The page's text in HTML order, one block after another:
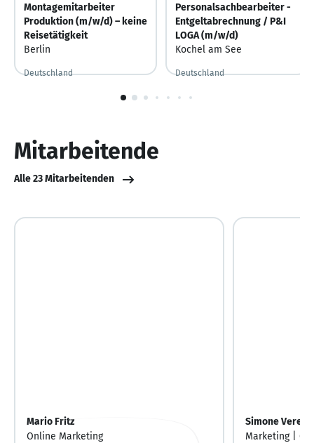
Montagemitarbeiter
Produktion (m/w/d) – keine
Reisetätigkeit
Berlin
Deutschland
Personalsachbearbeiter -
Entgeltabrechnung / P&I
LOGA (m/w/d)
Kochel am See
Deutschland
1
Mitarbeitende
Alle 23 Mitarbeitenden
Mario Fritz
Online Marketing
Simone
Marketing |